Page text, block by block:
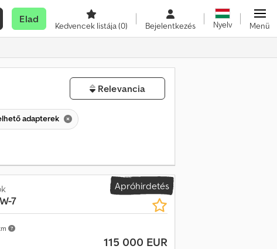
Elad
Kedvencek listája(0) Bejelentkezés Nyelv Menü
Relevancia
adapterek
Apróhirdetés
7
115 000 EUR